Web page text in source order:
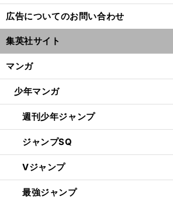
広告についてのお問い合わせ
集英社サイト
マンガ
少年マンガ
週刊少年ジャンプ
ジャンプSQ
Vジャンプ
最強ジャンプ